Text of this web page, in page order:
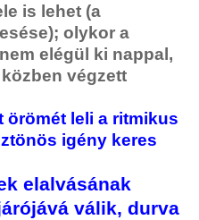
is lehet (a
olykor a
elégül ki nappal,
végzett
örömét leli a ritmikus
igény keres
elalvásának
válik, durva